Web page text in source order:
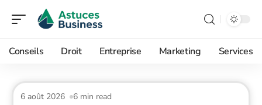
Conseils Droit Entreprise Marketing Services
6 min read
6 août 2026